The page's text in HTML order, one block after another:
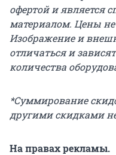
офертой и
материалом. Цены
Изображение и
отличаться и
количества
*Суммирование
другими скидками
На правах рекламы.